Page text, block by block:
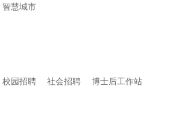
智慧城市
校园招聘 社会招聘
博士后工作站